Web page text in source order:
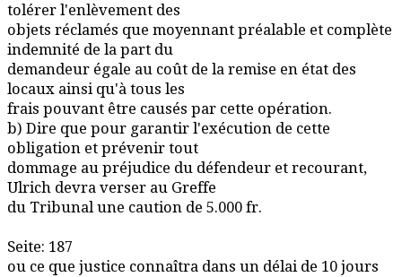
tolérer l'enlèvement des
objets réclamés que moyennant préalable et complète
indemnité de la part du
demandeur égale au coût de la remise en état des
locaux ainsi qu'à tous les
frais pouvant être causés par cette opération.
b) Dire que pour garantir l'exécution de cette
obligation et prévenir tout
dommage au préjudice du défendeur et recourant,
Ulrich devra verser au Greffe
du Tribunal une caution de 5.000 fr.
Seite: 187
ou ce que justice connaîtra dans un délai de 10 jours